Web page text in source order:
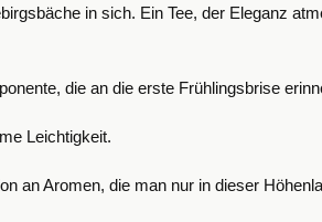
in sich. Ein Tee, der Eleganz
die an die erste Frühlingsbrise
Leichtigkeit.
an Aromen, die man nur in dieser